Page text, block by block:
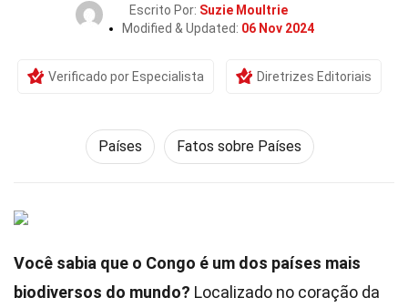
Escrito Por: Suzie Moultrie
Modified & Updated: 06 Nov 2024
Verificado por Especialista Diretrizes Editoriais
Países Fatos sobre Países
Você sabia que o Congo é um dos países mais
biodiversos do mundo? Localizado no coração da